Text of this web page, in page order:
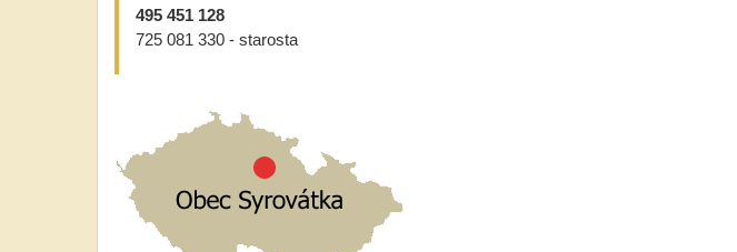
495 451 128
725 081 330 - starosta